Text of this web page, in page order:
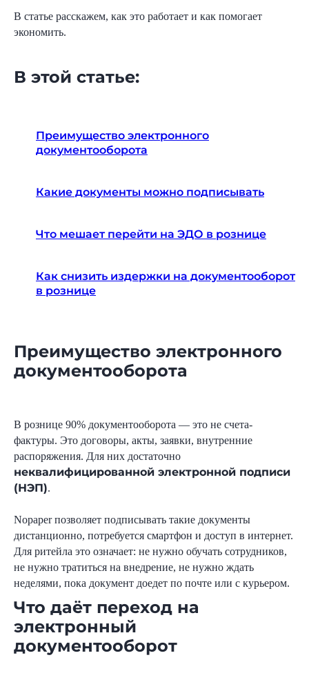
В статье расскажем, как это работает и как помогает
экономить.
В этой статье:
Преимущество электронного
документооборота
Какие документы можно подписывать
Что мешает перейти на ЭДО в рознице
Как снизить издержки на документооборот
в рознице
Преимущество электронного
документооборота
В рознице 90% документооборота — это не счета-
фактуры. Это договоры, акты, заявки, внутренние
распоряжения. Для них достаточно
неквалифицированной электронной подписи
(НЭП).
Nopaper позволяет подписывать такие документы
дистанционно, потребуется смартфон и доступ в интернет.
Для ритейла это означает: не нужно обучать сотрудников,
не нужно тратиться на внедрение, не нужно ждать
неделями, пока документ доедет по почте или с курьером.
Что даёт переход на
электронный
документооборот